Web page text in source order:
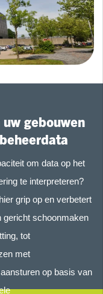
gebouwen
om data op het
te interpreteren?
grip op en verbetert
gericht schoonmaken
tot
met
op basis van